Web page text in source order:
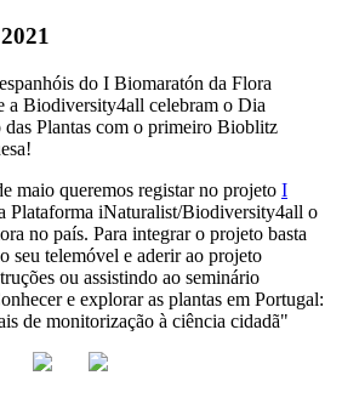
do I Biomaratón da Flora
a Biodiversity4all celebram o Dia
Plantas com o primeiro Bioblitz
maio queremos registar no projeto I
Plataforma iNaturalist/Biodiversity4all o
no país. Para integrar o projeto basta
seu telemóvel e aderir ao projeto
ou assistindo ao seminário
e explorar as plantas em Portugal:
de monitorização à ciência cidadã"